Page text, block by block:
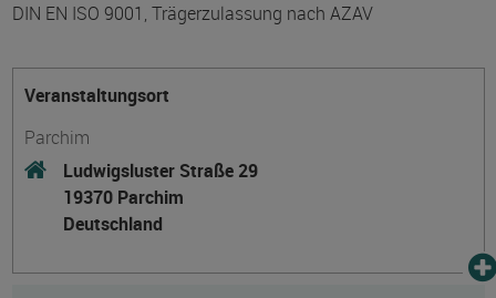
DIN EN ISO 9001, Trägerzulassung nach AZAV
Veranstaltungsort
Parchim
Ludwigsluster Straße 29
19370 Parchim
Deutschland